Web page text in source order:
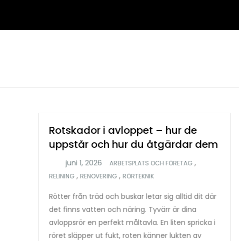
innehåll
Rotskador i avloppet – hur de
uppstår och hur du åtgärdar dem
ARBETSPLATS OCH FÖRETAG ,
RELINING , RENOVERING , RÖRTEKNIK
Rötter från träd och buskar letar sig alltid dit där
det finns vatten och näring. Tyvärr är dina
avloppsrör en perfekt måltavla. En liten spricka i
röret släpper ut fukt, roten känner lukten av